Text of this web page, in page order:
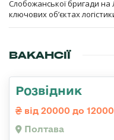
Слобожанської бригади на
ключових об’єктах
ВАКАНСІЇ
Розвідник
від 20000 до
Полтава